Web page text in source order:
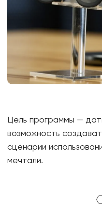
Цель программы —
возможность
сценарии
мечтали.